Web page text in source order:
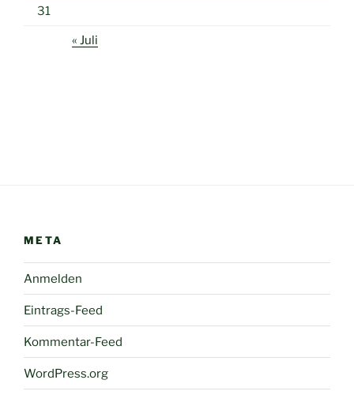
31
« Juli
META
Anmelden
Eintrags-Feed
Kommentar-Feed
WordPress.org